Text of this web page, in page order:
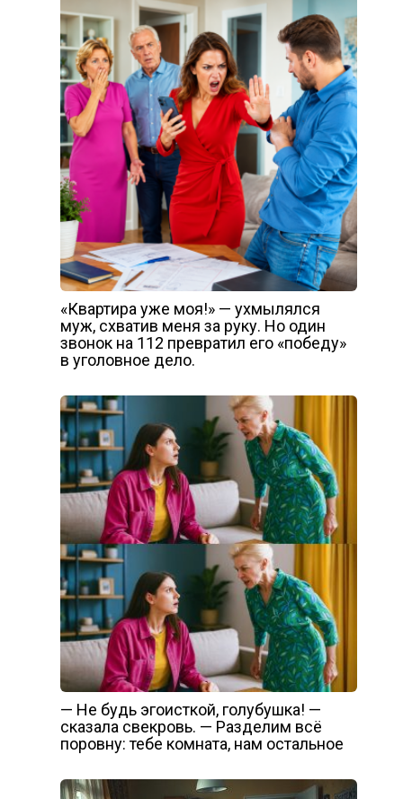
«Квартира уже моя!» — ухмылялся
муж, схватив меня за руку. Но один
звонок на 112 превратил его «победу»
в уголовное дело.
— Не будь эгоисткой, голубушка! —
сказала свекровь. — Разделим всё
поровну: тебе комната, нам остальное